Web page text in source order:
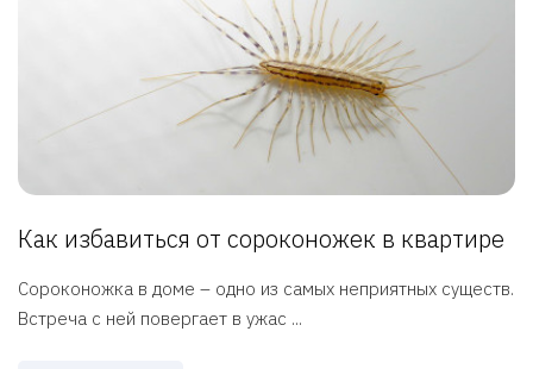
Как избавиться от сороконожек в квартире
Сороконожка в доме – одно из самых неприятных существ.
Встреча с ней повергает в ужас ...